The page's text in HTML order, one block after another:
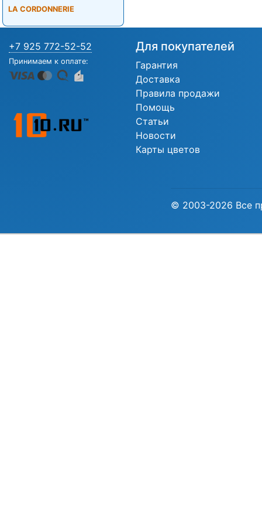
LA CORDONNERIE
+7 925 772-52-52
Принимаем к оплате:
Для покупателей
Гарантия
Доставка
Правила продажи
Помощь
Статьи
Новости
Карты цветов
© 2003-2026 Все